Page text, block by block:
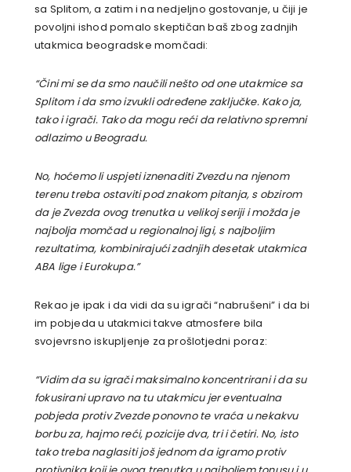
sa Splitom, a zatim i na nedjeljno gostovanje, u čiji je
povoljni ishod pomalo skeptičan baš zbog zadnjih
utakmica beogradske momčadi:
“Čini mi se da smo naučili nešto od one utakmice sa
Splitom i da smo izvukli određene zaključke. Kako ja,
tako i igrači. Tako da mogu reći da relativno spremni
odlazimo u Beogradu.
No, hoćemo li uspjeti iznenaditi Zvezdu na njenom
terenu treba ostaviti pod znakom pitanja, s obzirom
da je Zvezda ovog trenutka u velikoj seriji i možda je
najbolja momčad u regionalnoj ligi, s najboljim
rezultatima, kombinirajući zadnjih desetak utakmica
ABA lige i Eurokupa.”
Rekao je ipak i da vidi da su igrači “nabrušeni” i da bi
im pobjeda u utakmici takve atmosfere bila
svojevrsno iskupljenje za prošlotjedni poraz:
“Vidim da su igrači maksimalno koncentrirani i da su
fokusirani upravo na tu utakmicu jer eventualna
pobjeda protiv Zvezde ponovno te vraća u nekakvu
borbu za, hajmo reći, pozicije dva, tri i četiri. No, isto
tako treba naglasiti još jednom da igramo protiv